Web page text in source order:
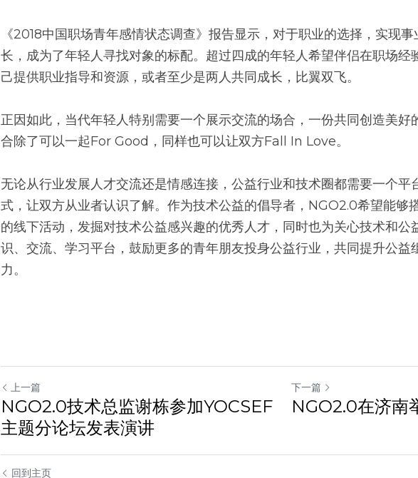
《2018中国职场青年感情状态调查》报告显示，对于职业的选择，实现
长，成为了年轻人寻找对象的标配。超过四成的年轻人希望伴侣在职场经
己提供职业指导和资源，或者至少是两人共同成长，比翼双飞。
正因如此，当代年轻人特别需要一个展示交流的场合，一份共同创造美好
合除了可以一起For Good，同样也可以让双方Fall In Love。
无论从行业发展人才交流还是情感连接，公益行业和技术圈都需要一个平
式，让双方从业者认识了解。作为技术公益的倡导者，NGO2.0希望能够
的线下活动，发掘对技术公益感兴趣的优秀人才，同时也为关心技术和公
识、交流、学习平台，鼓励更多的青年朋友投身公益行业，共同提升公益
力。
上一篇
NGO2.0技术总监谢栋参加YOCSEF
主题分论坛发表演讲
下一篇
NGO2.0在济南
回到主页